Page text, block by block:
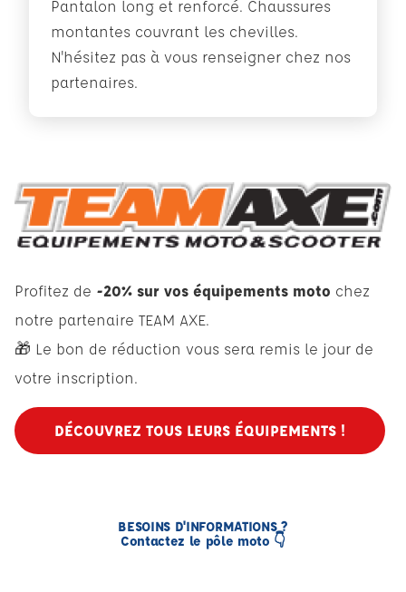
Pantalon long et renforcé. Chaussures
montantes couvrant les chevilles.
N'hésitez pas à vous renseigner chez nos
partenaires.
Profitez de -20% sur vos équipements moto chez
notre partenaire TEAM AXE.
🎁 Le bon de réduction vous sera remis le jour de
votre inscription.
DÉCOUVREZ TOUS LEURS ÉQUIPEMENTS !
BESOINS D'INFORMATIONS ?
Contactez le pôle moto 👇